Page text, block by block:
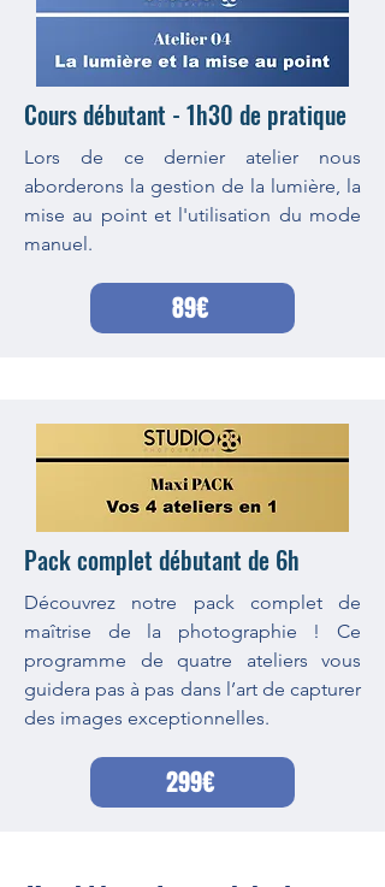
Cours débutant - 1h30 de pratique
Lors de ce dernier atelier nous
aborderons la gestion de la lumière, la
mise au point et l'utilisation du mode
manuel.
89€
Pack complet débutant de 6h
Découvrez notre pack complet de
maîtrise de la photographie ! Ce
programme de quatre ateliers vous
guidera pas à pas dans l’art de capturer
des images exceptionnelles.
299€